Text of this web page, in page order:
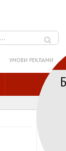
УМОВИ РЕКЛАМИ